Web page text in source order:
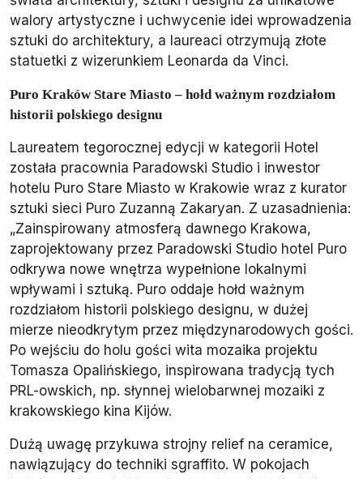
walory artystyczne i uchwycenie idei wprowadzenia
sztuki do architektury, a laureaci otrzymują złote
statuetki z wizerunkiem Leonarda da Vinci.
Puro Kraków Stare Miasto – hołd ważnym rozdziałom
historii polskiego designu
Laureatem tegorocznej edycji w kategorii Hotel
została pracownia Paradowski Studio i inwestor
hotelu Puro Stare Miasto w Krakowie wraz z kurator
sztuki sieci Puro Zuzanną Zakaryan. Z uzasadnienia:
„Zainspirowany atmosferą dawnego Krakowa,
zaprojektowany przez Paradowski Studio hotel Puro
odkrywa nowe wnętrza wypełnione lokalnymi
wpływami i sztuką. Puro oddaje hołd ważnym
rozdziałom historii polskiego designu, w dużej
mierze nieodkrytym przez międzynarodowych gości.
Po wejściu do holu gości wita mozaika projektu
Tomasza Opalińskiego, inspirowana tradycją tych
PRL-owskich, np. słynnej wielobarwnej mozaiki z
krakowskiego kina Kijów.
Dużą uwagę przykuwa strojny relief na ceramice,
nawiązujący do techniki sgraffito. W pokojach